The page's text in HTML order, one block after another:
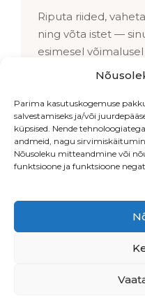
Parima kasutuskogemuse
salvestamiseks ja/või
küpsised. Nende
andmeid, nagu
Nõusoleku mitteandmine või
funktsioone ja funktsioone
Riputa riided,
ning võta istet —
esimesel